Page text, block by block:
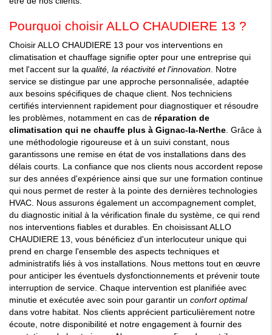
Pourquoi choisir ALLO CHAUDIERE 13 ?
Choisir ALLO CHAUDIERE 13 pour vos interventions en
climatisation et chauffage signifie opter pour une entreprise qui
met l'accent sur la qualité, la réactivité et l'innovation . Notre
service se distingue par une approche personnalisée, adaptée
aux besoins spécifiques de chaque client. Nos techniciens
certifiés interviennent rapidement pour diagnostiquer et résoudre
les problèmes, notamment en cas de réparation de
climatisation qui ne chauffe plus à Gignac-la-Nerthe . Grâce à
une méthodologie rigoureuse et à un suivi constant, nous
garantissons une remise en état de vos installations dans des
délais courts. La confiance que nos clients nous accordent repose
sur des années d'expérience ainsi que sur une formation continue
qui nous permet de rester à la pointe des dernières technologies
HVAC. Nous assurons également un accompagnement complet,
du diagnostic initial à la vérification finale du système, ce qui rend
nos interventions fiables et durables. En choisissant ALLO
CHAUDIERE 13, vous bénéficiez d'un interlocuteur unique qui
prend en charge l'ensemble des aspects techniques et
administratifs liés à vos installations. Nous mettons tout en œuvre
pour anticiper les éventuels dysfonctionnements et prévenir toute
interruption de service. Chaque intervention est planifiée avec
minutie et exécutée avec soin pour garantir un confort optimal
dans votre habitat. Nos clients apprécient particulièrement notre
écoute, notre disponibilité et notre engagement à fournir des